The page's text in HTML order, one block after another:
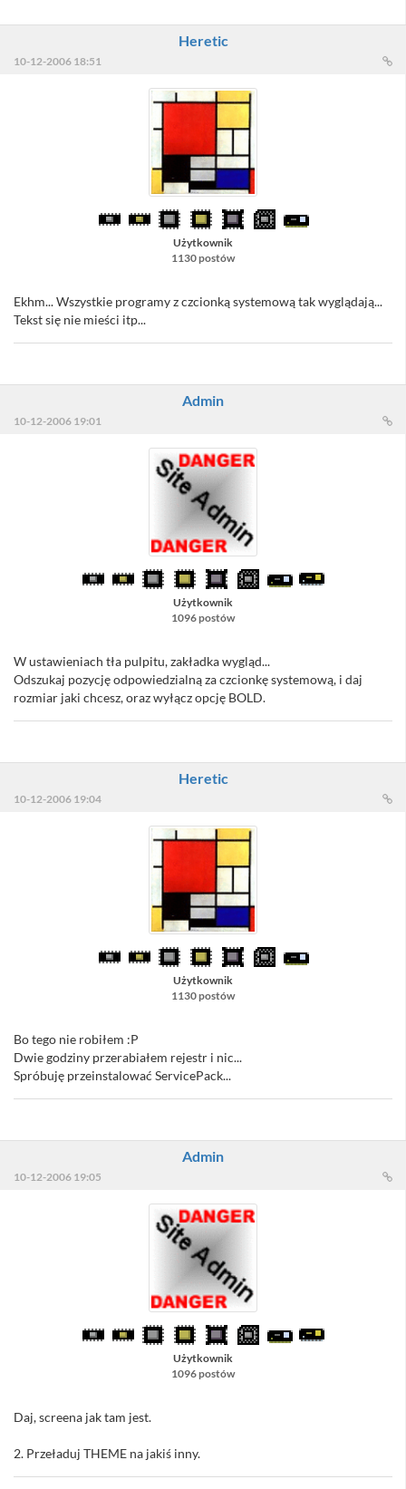
Heretic
10-12-2006 18:51
Użytkownik
1130 postów
Ekhm... Wszystkie programy z czcionką systemową tak wyglądają...
Tekst się nie mieści itp...
Admin
10-12-2006 19:01
Użytkownik
1096 postów
W ustawieniach tła pulpitu, zakładka wygląd...
Odszukaj pozycję odpowiedzialną za czcionkę systemową, i daj
rozmiar jaki chcesz, oraz wyłącz opcję BOLD.
Heretic
10-12-2006 19:04
Użytkownik
1130 postów
Bo tego nie robiłem :P
Dwie godziny przerabiałem rejestr i nic...
Spróbuję przeinstalować ServicePack...
Admin
10-12-2006 19:05
Użytkownik
1096 postów
Daj, screena jak tam jest.
2. Przeładuj THEME na jakiś inny.